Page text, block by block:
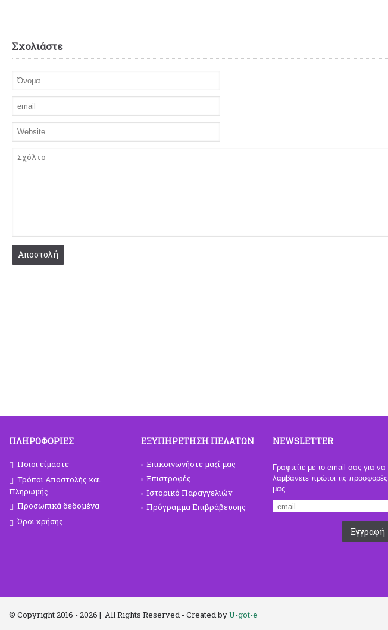
Σχολιάστε
Αποστολή
ΠΛΗΡΟΦΟΡΙΕΣ
Ποιοι είμαστε
Τρόποι Αποστολής και
Πληρωμής
Προσωπικά δεδομένα
Όροι χρήσης
ΕΞΥΠΗΡΕΤΗΣΗ ΠΕΛΑΤΩΝ
Επικοινωνήστε μαζί μας
Επιστροφές
Ιστορικό Παραγγελιών
Πρόγραμμα Επιβράβευσης
NEWSLETTER
Γραφτείτε με το email σας για να
λαμβάνετε πρώτοι τις προσφορές
μας
Εγγραφή
© Copyright 2016 - 2026 | All Rights Reserved - Created byU-got-e